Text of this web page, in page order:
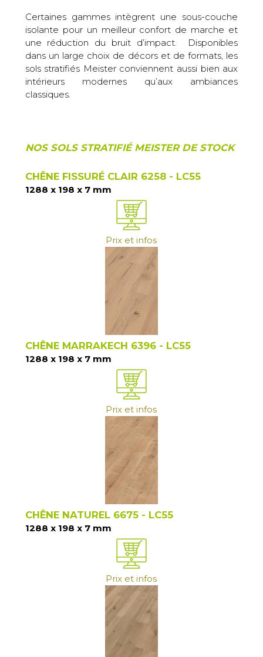
Certaines gammes intègrent une sous-couche
isolante pour un meilleur confort de marche et
une réduction du bruit d’impact.
Disponibles
dans un large choix de décors et de formats, les
sols stratifiés Meister conviennent aussi bien aux
intérieurs modernes qu’aux ambiances
classiques.
NOS SOLS STRATIFIÉMEISTER DE STOCK
CHÊNE FISSURÉ CLAIR 6258 - LC55
1288 x 198 x 7 mm
Prix et infos
CHÊNE MARRAKECH 6396 - LC55
1288 x 198 x 7 mm
Prix et infos
CHÊNE NATUREL 6675 - LC55
1288 x 198 x 7 mm
Prix et infos